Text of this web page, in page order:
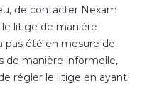
de contacter Nexam
litige de manière
pas été en mesure de
de manière informelle,
régler le litige en ayant